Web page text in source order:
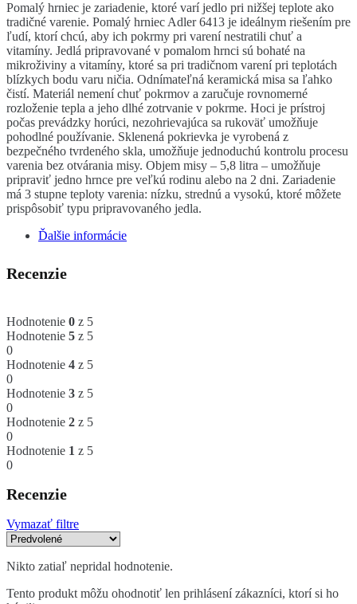
Pomalý hrniec je zariadenie, ktoré varí jedlo pri nižšej teplote ako
tradičné varenie. Pomalý hrniec Adler 6413 je ideálnym riešením pre
ľudí, ktorí chcú, aby ich pokrmy pri varení nestratili chuť a
vitamíny. Jedlá pripravované v pomalom hrnci sú bohaté na
mikroživiny a vitamíny, ktoré sa pri tradičnom varení pri teplotách
blízkych bodu varu ničia. Odnímateľná keramická misa sa ľahko
čistí. Materiál nemení chuť pokrmov a zaručuje rovnomerné
rozloženie tepla a jeho dlhé zotrvanie v pokrme. Hoci je prístroj
počas prevádzky horúci, nezohrievajúca sa rukoväť umožňuje
pohodlné používanie. Sklenená pokrievka je vyrobená z
bezpečného tvrdeného skla, umožňuje jednoduchú kontrolu procesu
varenia bez otvárania misy. Objem misy – 5,8 litra – umožňuje
pripraviť jedno hrnce pre veľkú rodinu alebo na 2 dni. Zariadenie
má 3 stupne teploty varenia: nízku, strednú a vysokú, ktoré môžete
prispôsobiť typu pripravovaného jedla.
Ďalšie informácie
Recenzie
Hodnotenie 0 z 5
Hodnotenie 5 z 5
0
Hodnotenie 4 z 5
0
Hodnotenie 3 z 5
0
Hodnotenie 2 z 5
0
Hodnotenie 1 z 5
0
Recenzie
Vymazať filtre
Nikto zatiaľ nepridal hodnotenie.
Tento produkt môžu ohodnotiť len prihlásení zákazníci, ktorí si ho